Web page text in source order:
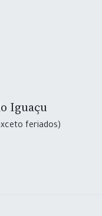
Iguaçu
feriados)